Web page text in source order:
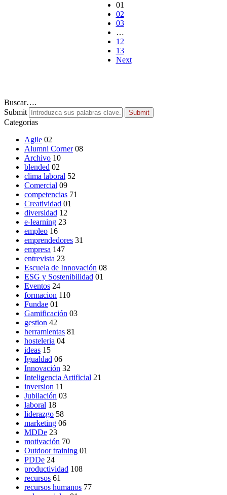
01
02
03
…
12
13
Next
Buscar….
Submit
Submit
Categorias
Agile 02
Alumni Corner 08
Archivo 10
blended 02
clima laboral 52
Comercial 09
competencias 71
Creatividad 01
diversidad 12
e-learning 23
empleo 16
emprendedores 31
empresa 147
entrevista 23
Escuela de Innovación 08
ESG y Sostenibilidad 01
Eventos 24
formacion 110
Fundae 01
Gamificación 03
gestion 42
herramientas 81
hosteleria 04
ideas 15
Igualdad 06
Innovación 32
Inteligencia Artificial 21
inversion 11
Jubilación 03
laboral 18
liderazgo 58
marketing 06
MDDe 23
motivación 70
Outdoor training 01
PDDe 24
productividad 108
recursos 61
recursos humanos 77